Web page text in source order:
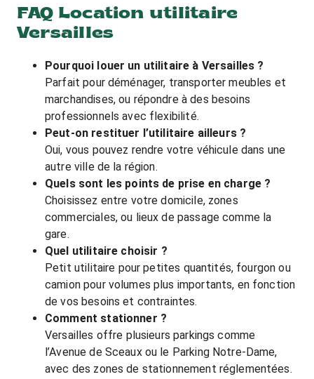
FAQ Location utilitaire
Versailles
Pourquoi louer un utilitaire à Versailles ?
Parfait pour déménager, transporter meubles et
marchandises, ou répondre à des besoins
professionnels avec flexibilité.
Peut-on restituer l’utilitaire ailleurs ?
Oui, vous pouvez rendre votre véhicule dans une
autre ville de la région.
Quels sont les points de prise en charge ?
Choisissez entre votre domicile, zones
commerciales, ou lieux de passage comme la
gare.
Quel utilitaire choisir ?
Petit utilitaire pour petites quantités, fourgon ou
camion pour volumes plus importants, en fonction
de vos besoins et contraintes.
Comment stationner ?
Versailles offre plusieurs parkings comme
l’Avenue de Sceaux ou le Parking Notre-Dame,
avec des zones de stationnement réglementées.